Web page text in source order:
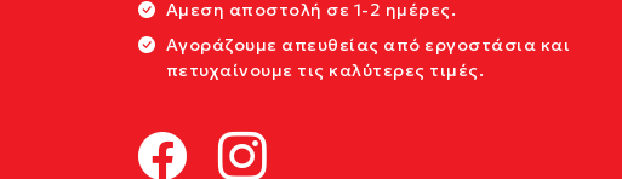
Αμεση αποστολή σε 1-2 ημέρες.
Αγοράζουμε απευθείας από εργοστάσια και
πετυχαίνουμε τις καλύτερες τιμές.